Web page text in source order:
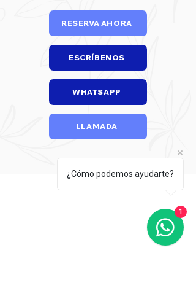
RESERVA AHORA
ESCRÍBENOS
WHATSAPP
LLAMADA
¿Cómo podemos ayudarte?
1